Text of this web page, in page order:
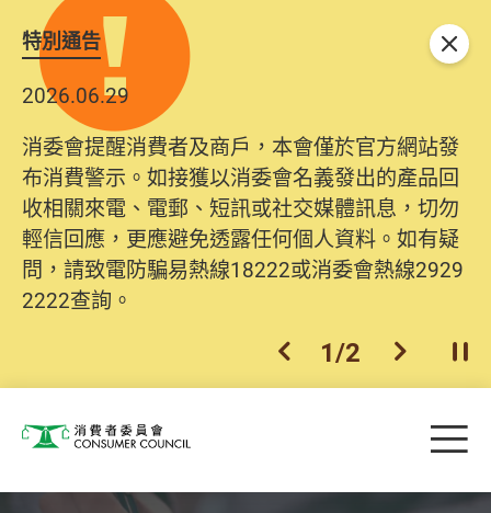
特別通告
2026.06.29
消委會提醒消費者及商戶，本會僅於官方網站發
布消費警示。如接獲以消委會名義發出的產品回
收相關來電、電郵、短訊或社交媒體訊息，切勿
輕信回應，更應避免透露任何個人資料。如有疑
問，請致電防騙易熱線18222或消委會熱線2929
2222查詢。
上一個
1/2 下一個開
關閉
消費者委員會 目